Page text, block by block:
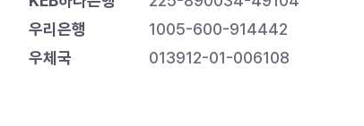
우리은행
1005-600-914442
우체국
013912-01-006108